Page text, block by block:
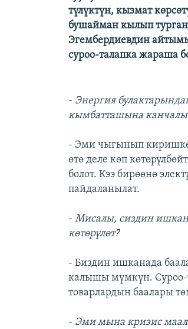
түлүктүн, кызмат
бушайман кылып
Эгембердиевдин
суроо-талапка жараша
- Энергия
кымбатташына
- Эми чыгынып
өтө деле көп
болот. Кээ бирөөнө
пайдаланылат.
- Мисалы, сиздин
көтөрүлөт?
- Биздин ишканада
калышы мүмкүн. Суроо-
товарлардын баалары
- Эми мына кризис